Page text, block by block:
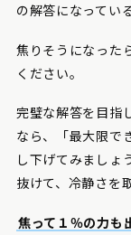
の解答になってい
焦りそうになった
ください。
完璧な解答を目指
なら、「最大限で
し下げてみましょ
抜けて、冷静さを
焦って１％の力も